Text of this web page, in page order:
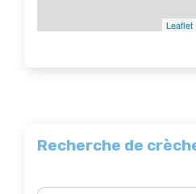
Leaflet
Recherche de